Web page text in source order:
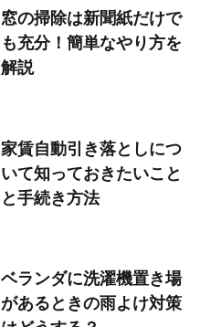
窓の掃除は新聞紙だけで
も充分！簡単なやり方を
解説
家賃自動引き落としにつ
いて知っておきたいこと
と手続き方法
ベランダに洗濯機置き場
があるときの雨よけ対策